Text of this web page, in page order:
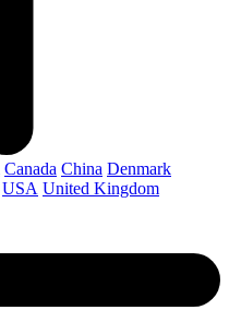
Canada China Denmark
USA United Kingdom